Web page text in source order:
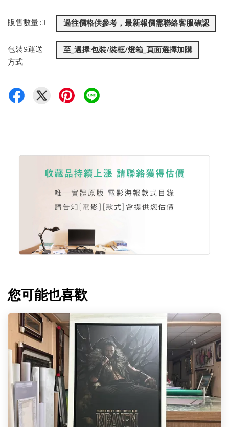
販售數量::0 過往價格供參考，最新報價需聯絡客服確認
包裝&運送
方式
至_選擇:包裝/裝框/燈箱_頁面選擇加購
您可能也喜歡